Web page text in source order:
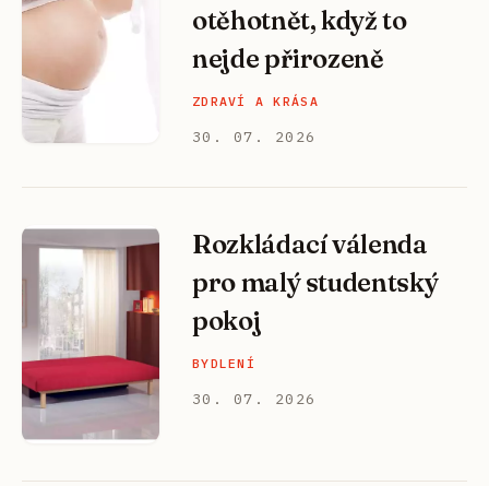
otěhotnět, když to
nejde přirozeně
ZDRAVÍ A KRÁSA
30. 07. 2026
Rozkládací válenda
pro malý studentský
pokoj
BYDLENÍ
30. 07. 2026